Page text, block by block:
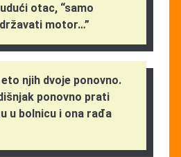
otac, “samo
motor…”
njih dvoje ponovno.
ponovno prati
u bolnicu i ona rađa